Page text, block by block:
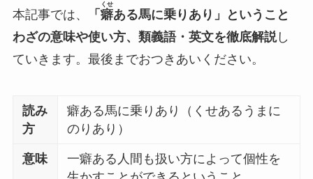
本記事では、 「癖
くせ
ある馬に乗りあり」ということ
わざの意味や使い方、類義語・英文を徹底解説し
ていきます。最後までおつきあいください。
読み
方
癖ある馬に乗りあり（くせあるうまに
のりあり）
意味
一癖ある人間も扱い方によって個性を